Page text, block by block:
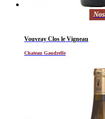
Vouvray Clos le Vigneau
Chateau Gaudrelle